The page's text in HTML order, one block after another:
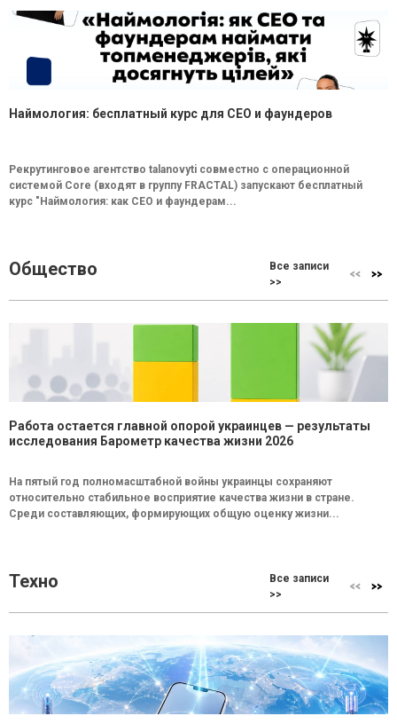
Наймология: бесплатный курс для CEO и фаундеров
Рекрутинговое агентство talanovyti совместно с операционной
системой Core (входят в группу FRACTAL) запускают бесплатный
курс "Наймология: как СEO и фаундерам...
Общество
Все записи
>>
Работа остается главной опорой украинцев — результаты
исследования Барометр качества жизни 2026
На пятый год полномасштабной войны украинцы сохраняют
относительно стабильное восприятие качества жизни в стране.
Среди составляющих, формирующих общую оценку жизни...
Техно
Все записи
>>